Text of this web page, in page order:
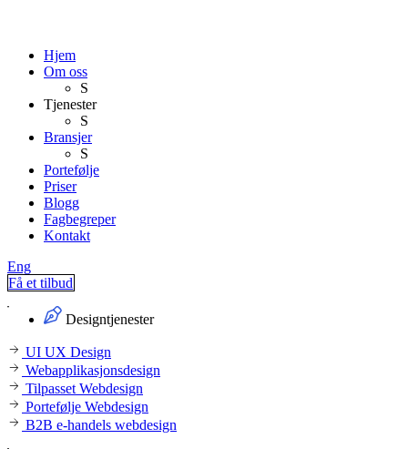
Hjem
Om oss
S
Tjenester
S
Bransjer
S
Portefølje
Priser
Blogg
Fagbegreper
Kontakt
Eng
Få et tilbud
Designtjenester
UI UX Design
Webapplikasjonsdesign
Tilpasset Webdesign
Portefølje Webdesign
B2B e-handels webdesign